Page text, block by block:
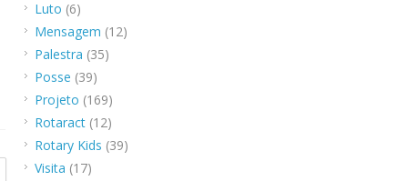
Luto (6)
Mensagem (12)
Palestra (35)
Posse (39)
Projeto (169)
Rotaract (12)
Rotary Kids (39)
Visita (17)